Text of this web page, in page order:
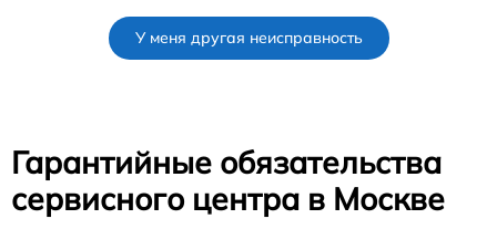
У меня другая неисправность
Гарантийные обязательства
сервисного центра в Москве